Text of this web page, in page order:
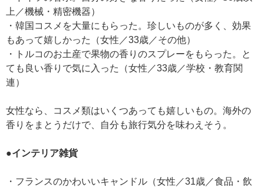
上／機械・精密機器）
・韓国コスメを大量にもらった。珍しいものが多く、効果
もあって嬉しかった（女性／33歳／その他）
・トルコのお土産で果物の香りのスプレーをもらった。と
ても良い香りで気に入った（女性／33歳／学校・教育関
連）
女性なら、コスメ類はいくつあっても嬉しいもの。海外の
香りをまとうだけで、自分も旅行気分を味わえそう。
●インテリア雑貨
・フランスのかわいいキャンドル（女性／31歳／食品・飲